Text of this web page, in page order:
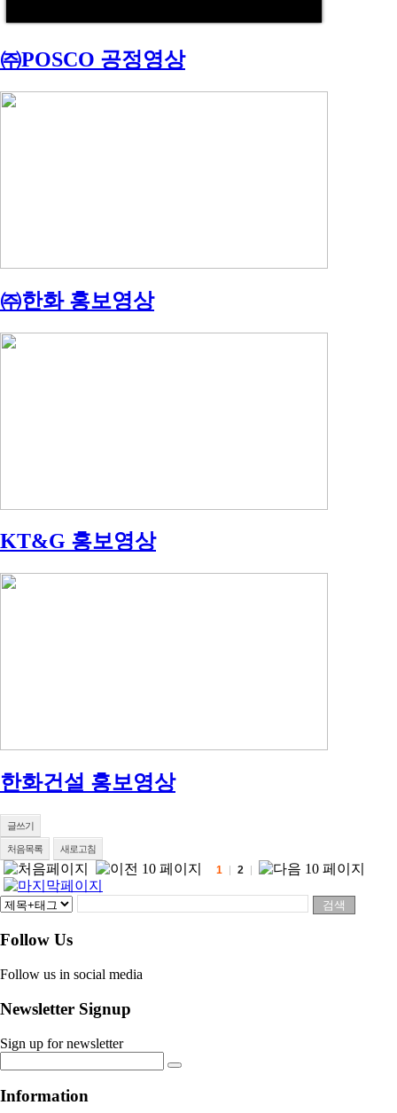
㈜POSCO 공정영상
㈜한화 홍보영상
KT&G 홍보영상
한화건설 홍보영상
글쓰기
처음목록 새로고침
1 2
Follow Us
Follow us in social media
Newsletter Signup
Sign up for newsletter
Information